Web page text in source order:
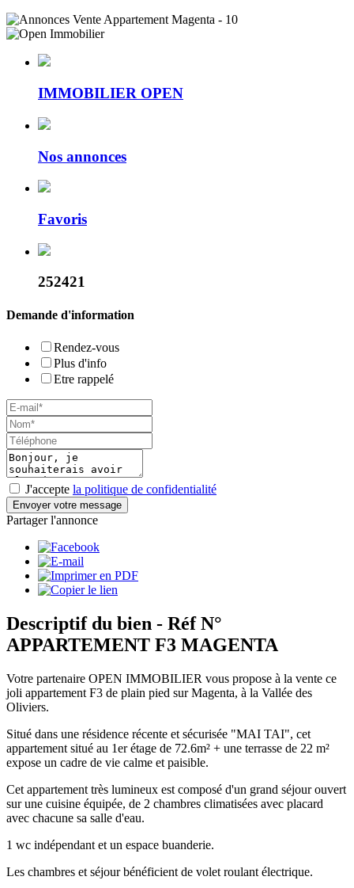
IMMOBILIER OPEN
Nos annonces
Favoris
252421
Demande d'information
Rendez-vous
Plus d'info
Etre rappelé
J'accepte la politique de confidentialité
Envoyer votre message
Partager l'annonce
Descriptif du bien - Réf N°
APPARTEMENT F3 MAGENTA
Votre partenaire OPEN IMMOBILIER vous propose à la vente ce
joli appartement F3 de plain pied sur Magenta, à la Vallée des
Oliviers.
Situé dans une résidence récente et sécurisée "MAI TAI", cet
appartement situé au 1er étage de 72.6m² + une terrasse de 22 m²
expose un cadre de vie calme et paisible.
Cet appartement très lumineux est composé d'un grand séjour ouvert
sur une cuisine équipée, de 2 chambres climatisées avec placard
avec chacune sa salle d'eau.
1 wc indépendant et un espace buanderie.
Les chambres et séjour bénéficient de volet roulant électrique.